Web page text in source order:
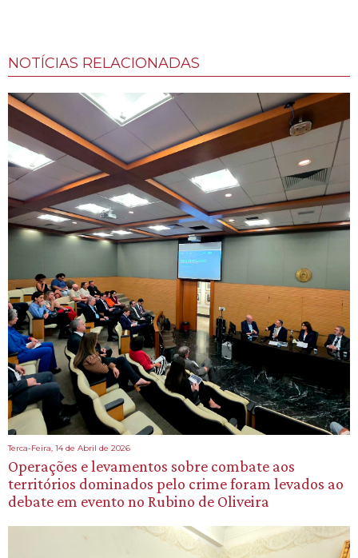
NOTÍCIAS RELACIONADAS
Terca-Feira, 14 de Abril de 2026
Operações e levamentos sobre combate aos
territórios dominados pelo crime foram levados ao
debate em evento no Rubino de Oliveira